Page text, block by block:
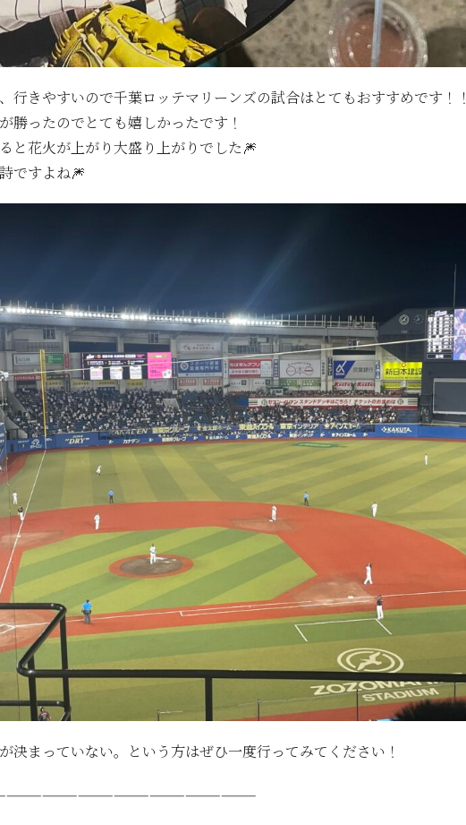
行きやすいので千葉ロッテマリーンズの試合はとてもおすすめです！！
勝ったのでとても嬉しかったです！
と花火が上がり大盛り上がりでした🎆
ですよね🎆
決まっていない。という方はぜひ一度行ってみてください！